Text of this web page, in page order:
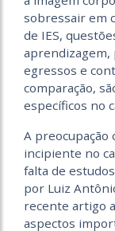
sobressair em
de IES,
aprendizagem,
egressos e
comparação,
específicos no
A preocupação
incipiente no
falta de
por Luiz
recente artigo
aspectos